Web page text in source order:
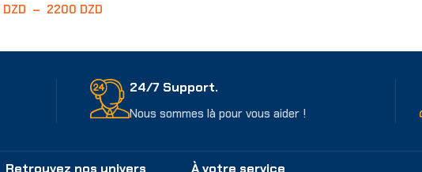
DZD – 2200 DZD
24/7 Support.
Nous sommes là pour vous aider !